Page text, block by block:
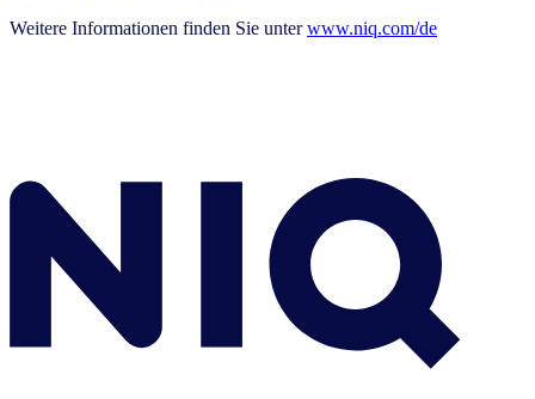
Weitere Informationen finden Sie unterwww.niq.com/de